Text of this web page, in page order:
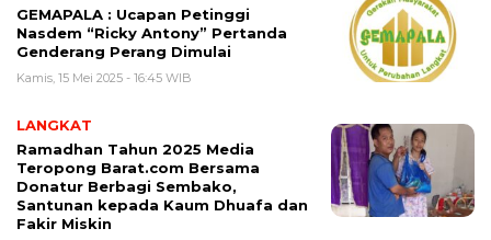
GEMAPALA : Ucapan Petinggi
Nasdem “Ricky Antony” Pertanda
Genderang Perang Dimulai
Kamis, 15 Mei 2025 - 16:45 WIB
LANGKAT
Ramadhan Tahun 2025 Media
Teropong Barat.com Bersama
Donatur Berbagi Sembako,
Santunan kepada Kaum Dhuafa dan
Fakir Miskin